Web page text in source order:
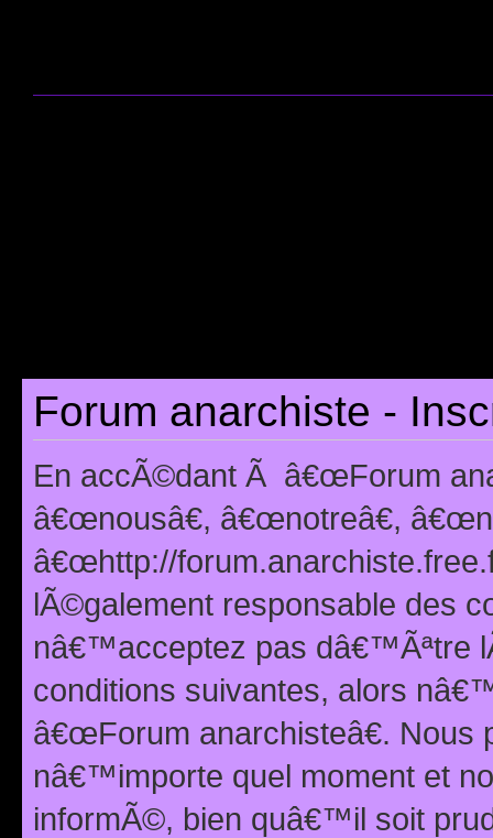
Forum anarchiste -
En accÃ©dant Ã â€œForum
â€œnousâ€, â€œnotreâ€,
â€œhttp://
lÃ©galement responsable des
nâ€™acceptez pas dâ€™Ãªtre
conditions suivantes, alors
â€œForum anarchisteâ€.
nâ€™importe quel moment et
informÃ©, bien quâ€™il soit